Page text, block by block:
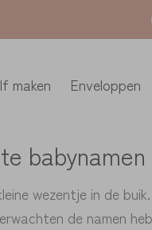
maken Enveloppen
babynamen
wezentje in de
de namen